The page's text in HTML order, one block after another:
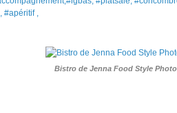
#apéritif ,
Bistro de Jenna Food Style